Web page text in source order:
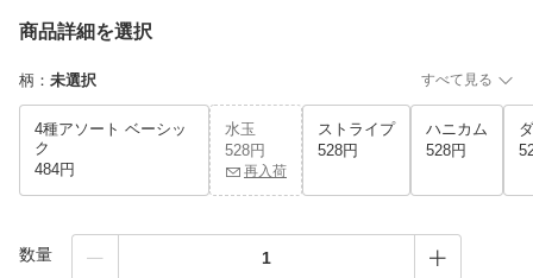
商品詳細を選択
柄 ： 未選択 すべて見る
4種アソート ベーシッ
ク
484円
水玉
528円
再入荷
ストライプ
528円
ハニカム
528円
数量